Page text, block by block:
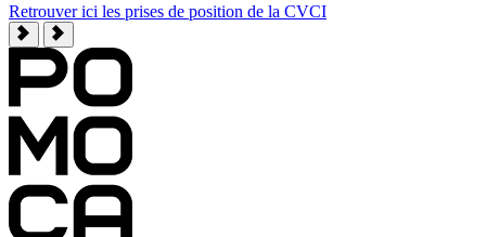
Retrouver ici les prises de position de la CVCI